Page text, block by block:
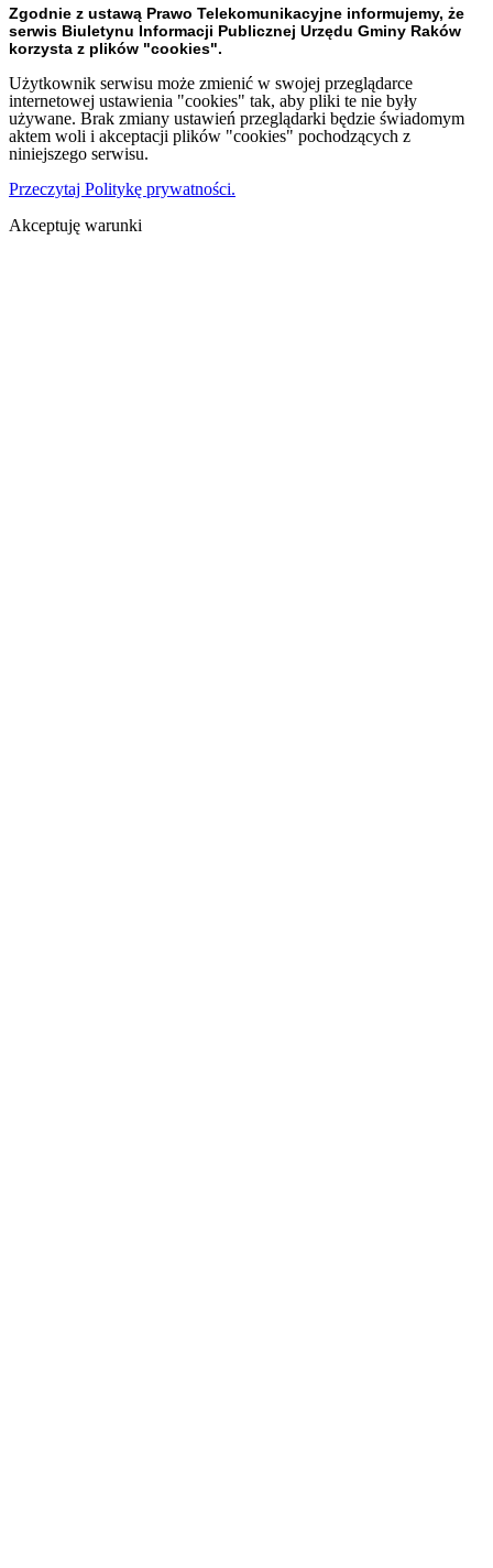
Zgodnie z ustawą Prawo Telekomunikacyjne informujemy, że
serwis Biuletynu Informacji Publicznej Urzędu Gminy Raków
korzysta z plików "cookies".
Użytkownik serwisu może zmienić w swojej przeglądarce
internetowej ustawienia "cookies" tak, aby pliki te nie były
używane. Brak zmiany ustawień przeglądarki będzie świadomym
aktem woli i akceptacji plików "cookies" pochodzących z
niniejszego serwisu.
Przeczytaj Politykę prywatności.
Akceptuję warunki